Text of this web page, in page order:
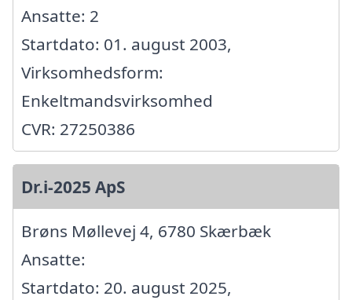
Ansatte: 2
Startdato: 01. august 2003,
Virksomhedsform:
Enkeltmandsvirksomhed
CVR: 27250386
Dr.i-2025 ApS
Brøns Møllevej 4, 6780 Skærbæk
Ansatte:
Startdato: 20. august 2025,